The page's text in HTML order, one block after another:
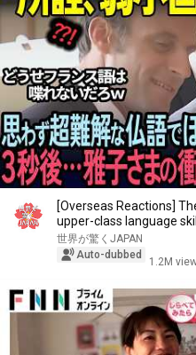
[Overseas Reactions]
upper-class language
世界が驚くJAPAN
Auto-dubbed
1.2M